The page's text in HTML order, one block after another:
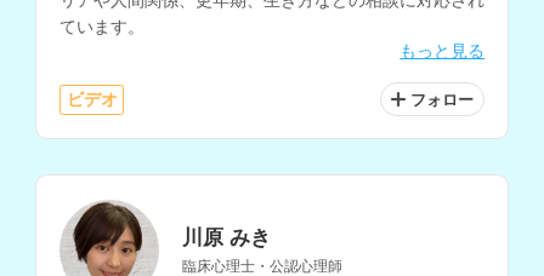
ています。
もっと見る
ビデオ フォロー
川原 みき
臨床心理士・公認心理師